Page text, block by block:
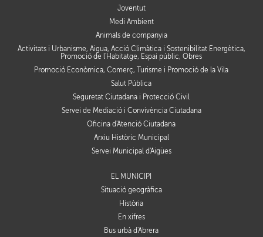
Joventut
Medi Ambient
Animals de companyia
Activitats i Urbanisme, Aigua, Acció Climàtica i Sostenibilitat Energètica,
Promoció de l'Habitatge, Espai públic, Obres
Promoció Econòmica, Comerç, Turisme i Promoció de la Vila
Salut Pública
Seguretat Ciutadana i Protecció Civil
Servei de Mediació i Convivència Ciutadana
Oficina d'Atenció Ciutadana
Arxiu Històric Municipal
Servei Municipal d'Aigües
EL MUNICIPI
Situació geogràfica
Història
En xifres
Bus urbà d'Abrera